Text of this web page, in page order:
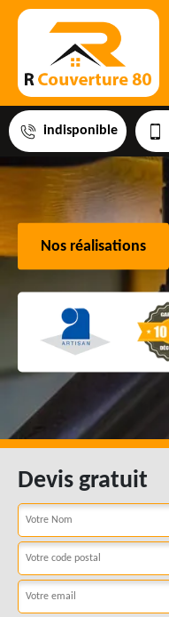
indisponible
Nos réalisations
Devis gratuit